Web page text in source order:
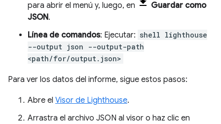
para abrir el menú y, luego, en
Guardar como
JSON.
Línea de comandos: Ejecutar: shell lighthouse
--output json --output-path
<path/for/output.json>
Para ver los datos del informe, sigue estos pasos:
Abre el Visor de Lighthouse.
Arrastra el archivo JSON al visor o haz clic en